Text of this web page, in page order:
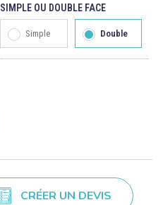
SIMPLE OU DOUBLE FACE
Simple Double
CRÉER UN DEVIS